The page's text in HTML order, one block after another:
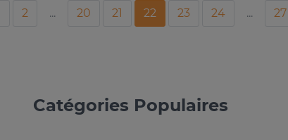
2 ... 20 21 22 23 24 ... 27
Catégories Populaires